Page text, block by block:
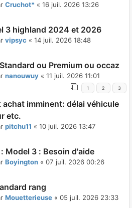
Cruchot* « 16 juil. 2026 13:26
3 highland 2024 et 2026
vipsyc « 14 juil. 2026 18:48
ou Premium ou occaz
nanouwuy « 11 juil. 2026 11:01
1 2 3
achat imminent: délai véhicule
etc.
pitchu11 « 10 juil. 2026 13:47
Model 3 : Besoin d'aide
Boyington « 07 juil. 2026 00:26
rang
Mouetterieuse « 05 juil. 2026 23:33